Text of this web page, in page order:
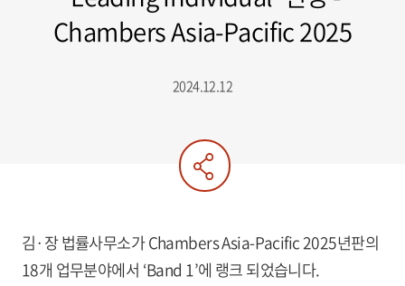
Chambers Asia-Pacific 2025
2024.12.12
김·장 법률사무소가 Chambers Asia-Pacific 2025년판의
18개 업무분야에서 ‘Band 1’에 랭크 되었습니다.